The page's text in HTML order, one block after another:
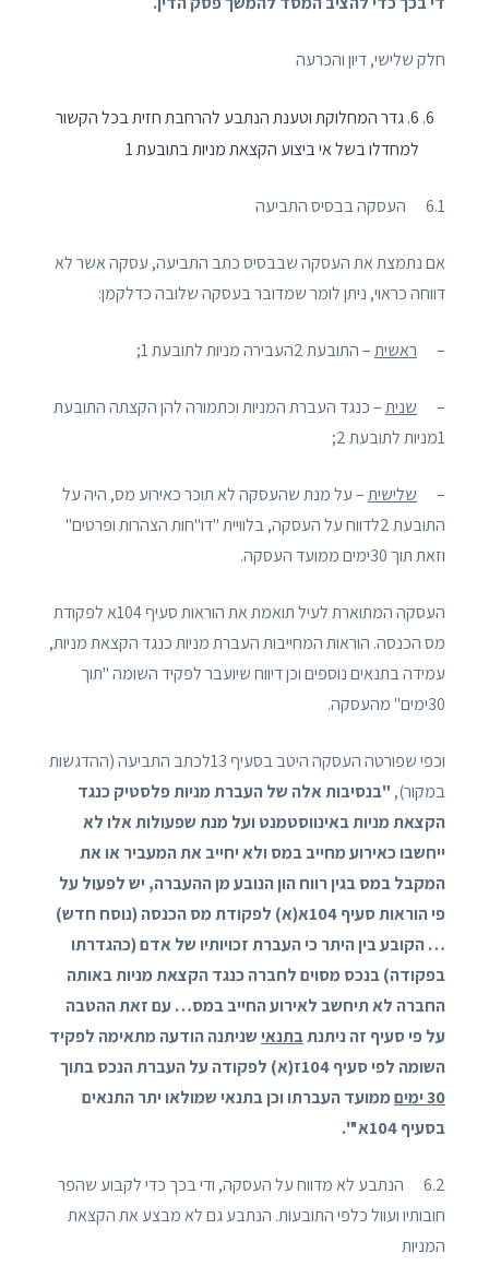
חלק שלישי, דיון והכרעה
6. גדר המחלוקת וטענת הנתבע להרחבת חזית בכל הקשור
למחדלו בשל אי ביצוע הקצאת מניות בתובעת 1
6.1 העסקה בבסיס התביעה
אם נתמצת את העסקה שבבסיס כתב התביעה, עסקה אשר לא
דווחה כראוי, ניתן לומר שמדובר בעסקה שלובה כדלקמן:
– ראשית– התובעת 2העבירה מניות לתובעת 1;
– שנית– כנגד העברת המניות וכתמורה להן הקצתה התובעת
1מניות לתובעת 2;
– שלישית– על מנת שהעסקה לא תוכר כאירוע מס, היה על
התובעת 2לדווח על העסקה, בלוויית "דו"חות הצהרות ופרטים"
וזאת תוך 30ימים ממועד העסקה.
העסקה המתוארת לעיל תואמת את הוראות סעיף 104א לפקודת
מס הכנסה. הוראות המחייבות העברת מניות כנגד הקצאת מניות,
עמידה בתנאים נוספים וכן דיווח שיועבר לפקיד השומה "תוך
30ימים" מהעסקה.
וכפי שפורטה העסקה היטב בסעיף 13לכתב התביעה (ההדגשות
במקור), "בנסיבות אלה של העברת מניות פלסטיק כנגד
הקצאת מניות באינווסטמנט ועל מנת שפעולות אלו לא
ייחשבו כאירוע מחייב במס ולא יחייב את המעביר או את
המקבל במס בגין רווח הון הנובע מן ההעברה, יש לפעול על
פי הוראות סעיף 104א
(א) לפקודת מס הכנסה (נוסח חדש)
… הקובע בין היתר כי העברת זכויותיו של אדם (כהגדרתו
בפקודה) בנכס מסוים לחברה כנגד הקצאת מניות באותה
החברה לא תיחשב לאירוע החייב במס… עם זאת ההטבה
על פי סעיף זה ניתנתבתנאי שניתנה הודעה מתאימה לפקיד
השומה לפי סעיף 104ז(א) לפקודה על העברת הנכס בתוך
30 ימים
ממועד העברתו וכן בתנאי שמולאו יתר התנאים
בסעיף 104א'".
6.2 הנתבע לא מדווח על העסקה, ודי בכך כדי לקבוע שהפר
חובותיו ועוול כלפי התובעות. הנתבע גם לא מבצע את הקצאת
המניות